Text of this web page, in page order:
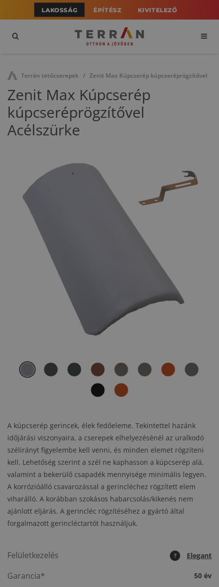
LAKOSSÁG ÉPÍTÉSZ KIVITELEZŐ
Terrán tetőcserepek Zenit Max Kúpcserép kúpcseréprögzítővel
Zenit Max Kúpcserép
kúpcseréprögzítővel
Acélszürke
A kúpcserép gerincek, élek fedőeleme. Tekintettel hazánk
időjárási viszonyaira, a cserepek elhelyezésénél az uralkodó
szélirányt figyelembe kell venni, és minden elemet rögzíteni
kell. Lehetőség szerint a szél ne kaphasson a kúpcserép alá,
valamint a bekerülő csapadék mennyisége minimális legyen.
A korrózióálló csavarozással a gerincléchez rögzített elem
viharálló. A korábban szokásos habarcsolás/kikenés nem
ajánlott eljárás. A gerincléc rögzítéséhez a gyártó által
forgalmazott gerincléctartót használjuk.
Felületkezelés ? Elegant
Garancia* 50 év